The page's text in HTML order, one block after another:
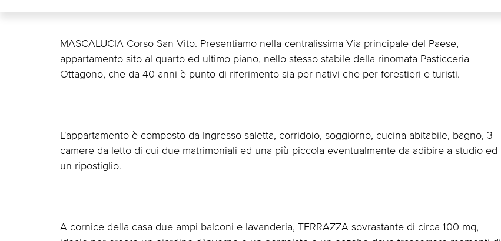
MASCALUCIA Corso San Vito. Presentiamo nella centralissima Via principale del Paese,
appartamento sito al quarto ed ultimo piano, nello stesso stabile della rinomata Pasticceria
Ottagono, che da 40 anni è punto di riferimento sia per nativi che per forestieri e turisti.
L'appartamento è composto da Ingresso-saletta, corridoio, soggiorno, cucina abitabile, bagno, 3
camere da letto di cui due matrimoniali ed una più piccola eventualmente da adibire a studio ed
un ripostiglio.
A cornice della casa due ampi balconi e lavanderia, TERRAZZA sovrastante di circa 100 mq,